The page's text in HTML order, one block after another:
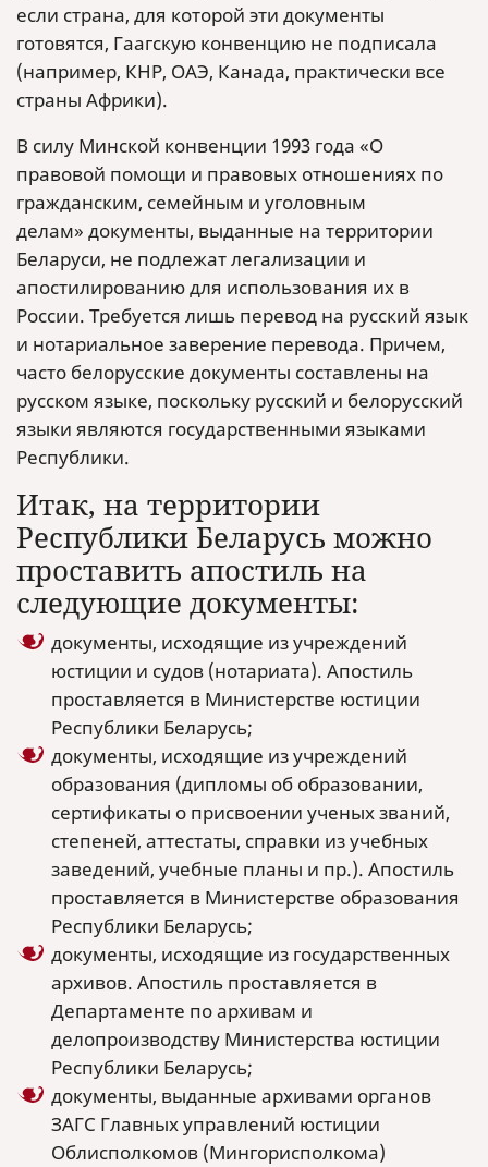
если страна, для которой эти документы
готовятся, Гаагскую конвенцию не подписала
(например, КНР, ОАЭ, Канада, практически все
страны Африки).
В силу Минской конвенции 1993 года «О
правовой помощи и правовых отношениях по
гражданским, семейным и уголовным
делам» документы, выданные на территории
Беларуси, не подлежат легализации и
апостилированию для использования их в
России. Требуется лишь перевод на русский язык
и нотариальное заверение перевода. Причем,
часто белорусские документы составлены на
русском языке, поскольку русский и белорусский
языки являются государственными языками
Республики.
Итак, на территории
Республики Беларусь можно
проставить апостиль на
следующие документы:
документы, исходящие из учреждений
юстиции и судов (нотариата). Апостиль
проставляется в Министерстве юстиции
Республики Беларусь;
документы, исходящие из учреждений
образования (дипломы об образовании,
сертификаты о присвоении ученых званий,
степеней, аттестаты, справки из учебных
заведений, учебные планы и пр.). Апостиль
проставляется в Министерстве образования
Республики Беларусь;
документы, исходящие из государственных
архивов. Апостиль проставляется в
Департаменте по архивам и
делопроизводству Министерства юстиции
Республики Беларусь;
документы, выданные архивами органов
ЗАГС Главных управлений юстиции
Облисполкомов (Мингорисполкома)